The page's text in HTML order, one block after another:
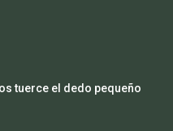
tuerce el dedo pequeño